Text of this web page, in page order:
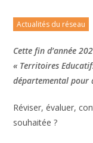
Actualités du réseau
Cette fin d’année
« Territoires
départemental pour
Réviser, évaluer,
souhaitée ?